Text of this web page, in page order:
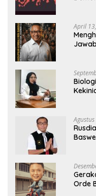
April
Orde